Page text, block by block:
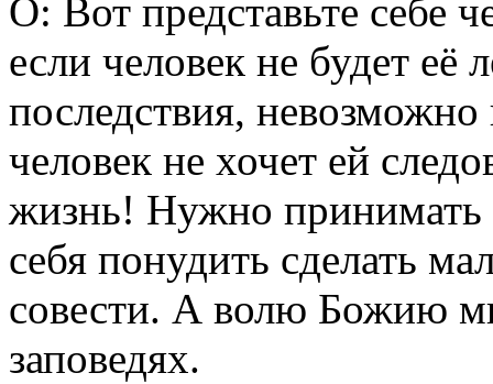
О: Вот представьте себе
если человек не будет её
последствия,
человек не хочет ей
жизнь! Нужно принимать
себя понудить сделать
совести. А волю Божию
заповедях.